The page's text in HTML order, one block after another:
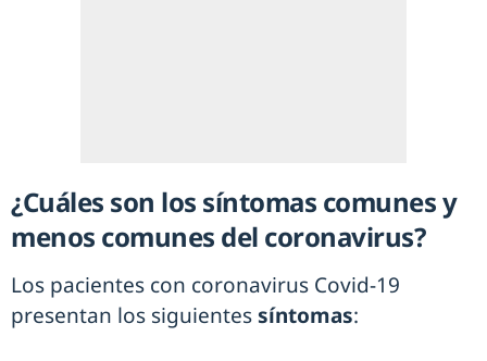
¿Cuáles son los síntomas comunes y
menos comunes del coronavirus?
Los pacientes con coronavirus Covid-19
presentan los siguientessíntomas: